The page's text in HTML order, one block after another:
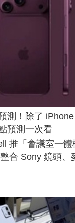
測！除了
預測一次看
推「會議室一
合 Sony 鏡頭、